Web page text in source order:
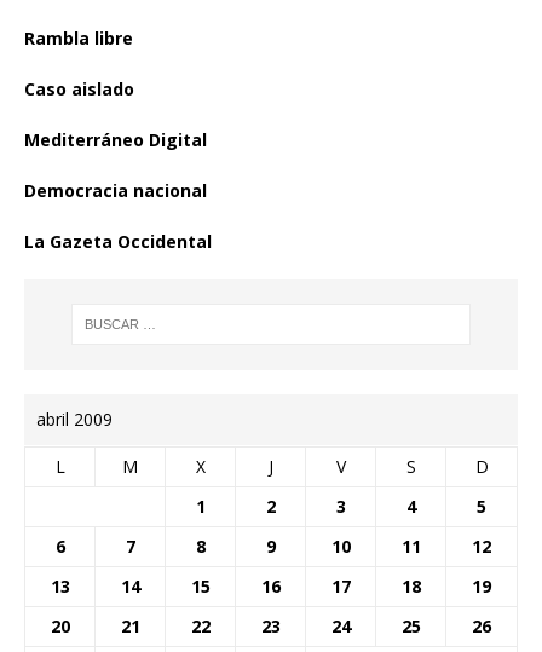
Rambla libre
Caso aislado
Mediterráneo Digital
Democracia nacional
La Gazeta Occidental
abril 2009
L M X J V S D
1 2 3 4
5
6
7 8 9 10 11
12
13
14 15 16 17 18
19
20
21 22 23 24 25
26